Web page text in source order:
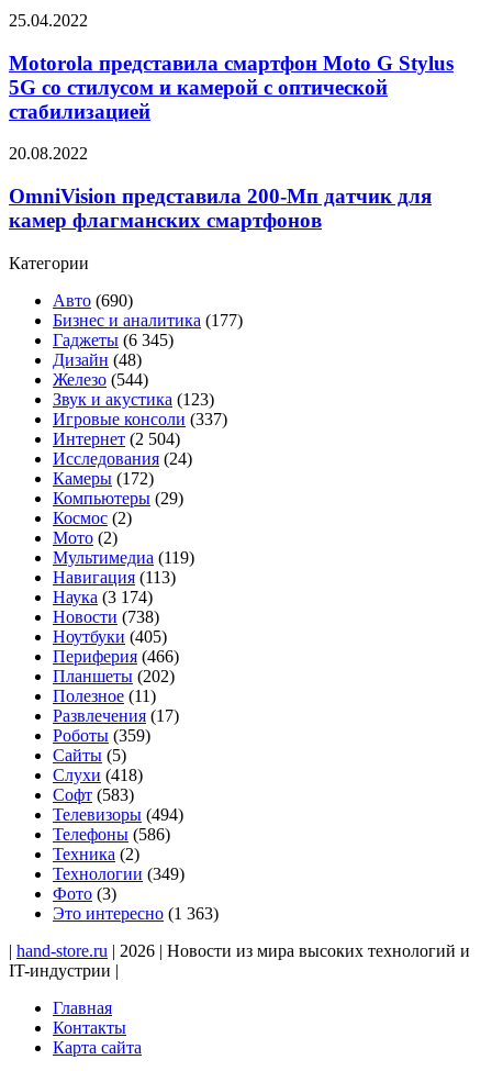
—
дисплей
Full
HD+
10
Motorola
смартфон
Moto
G
Stylus
со
и
камерой
оптической
стабилизацией
25.04.2022
Motorola представила смартфон Moto G Stylus
5G со стилусом и камерой с оптической
стабилизацией
OmniVision
200-
Мп
датчик
камер
флагманских
смартфонов
20.08.2022
OmniVision представила 200-Мп датчик для
камер флагманских смартфонов
Категории
Авто (690)
Бизнес и аналитика (177)
Гаджеты (6 345)
Дизайн (48)
Железо (544)
Звук и акустика (123)
Игровые консоли (337)
Интернет (2 504)
Исследования (24)
Камеры (172)
Компьютеры (29)
Космос (2)
Мото (2)
Мультимедиа (119)
Навигация (113)
Наука (3 174)
Новости (738)
Ноутбуки (405)
Периферия (466)
Планшеты (202)
Полезное (11)
Развлечения (17)
Роботы (359)
Сайты (5)
Слухи (418)
Софт (583)
Телевизоры (494)
Телефоны (586)
Техника (2)
Технологии (349)
Фото (3)
Это интересно (1 363)
| hand-store.ru | 2026 | Новости из мира высоких технологий и
IT-индустрии |
Главная
Контакты
Карта сайта